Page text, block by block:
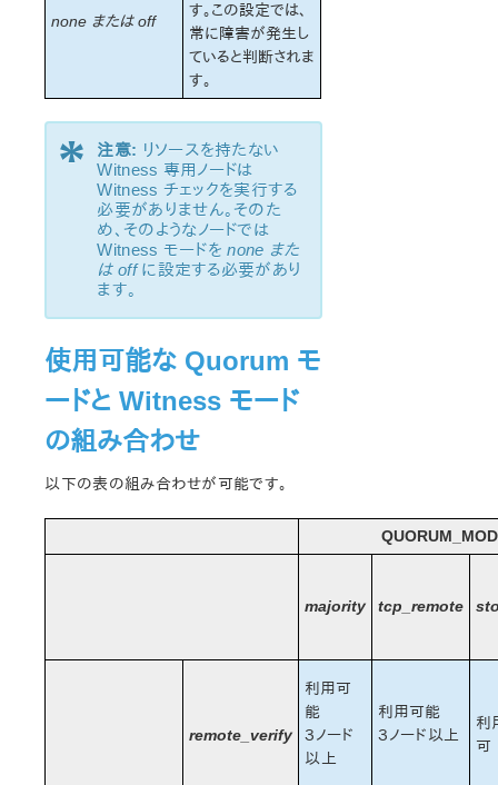
none または off
す。この設定では、
常に障害が発生し
ていると判断されま
す。
* 注意: リソースを持たない
Witness 専用ノードは
Witness チェックを実行する
必要がありません。そのた
め、そのようなノードでは
Witness モードをnone また
は offに設定する必要があり
ます。
使用可能な Quorum モ
ードと Witness モード
の組み合わせ
以下の表の組み合わせが可能です。
majority tcp_remote
remote_verify
利用可
能
３ノード
以上
利用可能
３ノード以上
利
可